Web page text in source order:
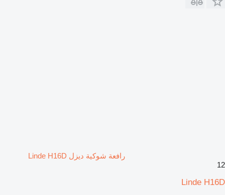
رافعة شوكية ديزل Linde H16D
12
Linde H16D